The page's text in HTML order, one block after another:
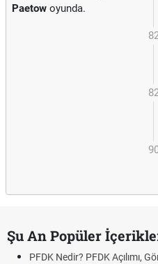
Paetow oyunda.
Şu An Popüler
PFDK Nedir? PFDK Açılımı,